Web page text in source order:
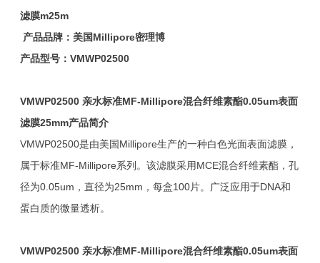
滤膜m25m
产品品牌：美国Millipore密理博
产品型号： VMWP02500
VMWP02500 亲水标准MF-Millipore混合纤维素酯0.05um表面
滤膜25mm产品简介
VMWP02500是由美国Millipore生产的一种白色光面表面滤膜，
属于标准MF-Millipore系列。该滤膜采用MCE混合纤维素酯，孔
径为0.05um，直径为25mm，每盒100片。广泛应用于DNA和
蛋白质的微量透析。
VMWP02500 亲水标准MF-Millipore混合纤维素酯0.05um表面